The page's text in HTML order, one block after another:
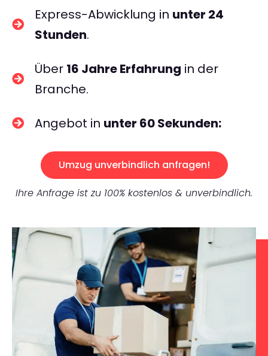
Express-Abwicklung in unter 24
Stunden.
Über 16 Jahre Erfahrung in der
Branche.
Angebot in unter 60 Sekunden:
Umzug unverbindlich anfragen!
Ihre Anfrage ist zu 100% kostenlos & unverbindlich.